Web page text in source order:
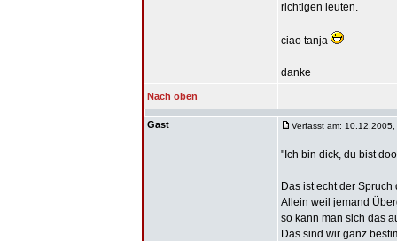
richtigen leuten.
ciao tanja
danke
Nach oben
Gast Verfasst am:
"Ich bin dick, du bist
Das ist echt der
Allein weil jemand
so kann man sich das
Das sind wir ganz